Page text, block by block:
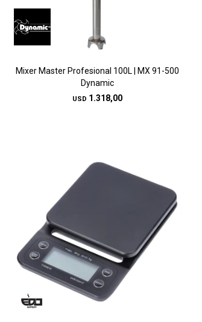
Mixer Master Profesional 100L | MX 91-500
Dynamic
USD 1.318,00